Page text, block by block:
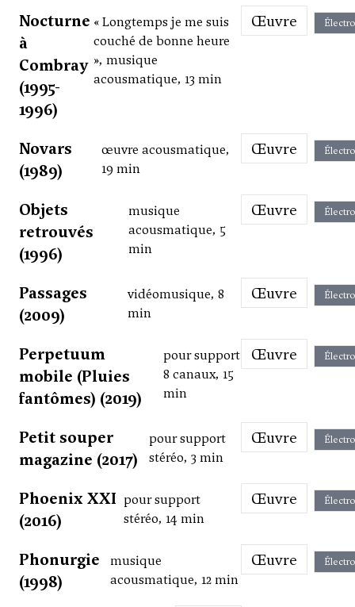
Nocturne
à
Combray
(1995-
1996)
« Longtemps je me suis
couché de bonne heure
», musique
acousmatique, 13 min
Œuvre
Novars
(1989)
œuvre acousmatique,
19 min
Œuvre
Objets
retrouvés
(1996)
musique
acousmatique, 5
min
Œuvre
Passages
(2009)
vidéomusique, 8
min
Œuvre
Perpetuum
mobile (Pluies
fantômes) (2019)
pour support
8 canaux, 15
min
Œuvre
Petit souper
magazine (2017)
pour support
stéréo, 3 min
Œuvre
Phoenix XXI
(2016)
pour support
stéréo, 14 min
Œuvre
Phonurgie
(1998)
musique
acousmatique, 12 min
Œuvre